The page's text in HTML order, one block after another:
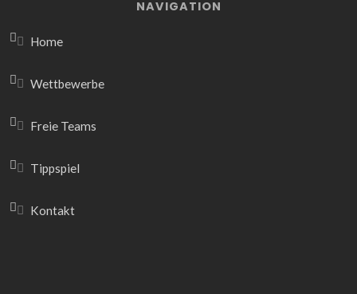
NAVIGATION
Home
Wettbewerbe
Freie Teams
Tippspiel
Kontakt